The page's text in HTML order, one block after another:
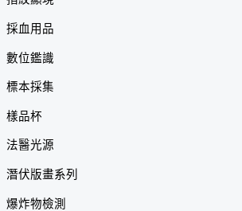
採血用品
數位鑑識
標本採集
樣品杯
法醫光源
潛伏版畫系列
爆炸物檢測